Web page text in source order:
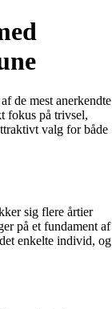
de mest anerkendte
fokus på trivsel,
valg for både
sig flere årtier
på et fundament af
enkelte individ, og